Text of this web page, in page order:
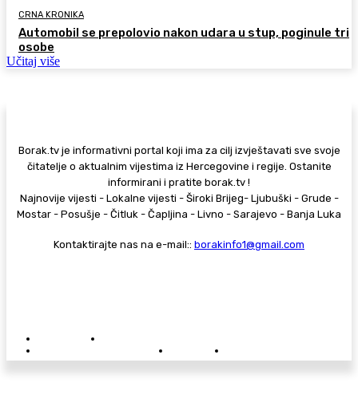
CRNA KRONIKA
Automobil se prepolovio nakon udara u stup, poginule tri
osobe
Učitaj više
Borak.tv je informativni portal koji ima za cilj izvještavati sve svoje
čitatelje o aktualnim vijestima iz Hercegovine i regije. Ostanite
informirani i pratite borak.tv !
Najnovije vijesti - Lokalne vijesti - Široki Brijeg- Ljubuški - Grude -
Mostar - Posušje - Čitluk - Čapljina - Livno - Sarajevo - Banja Luka
Kontaktirajte nas na e-mail:: borakinfo1@gmail.com